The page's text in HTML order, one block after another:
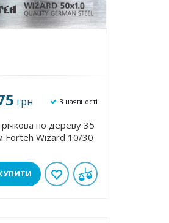
грн В наявності
по дереву 35
Forteh Wizard 10/30